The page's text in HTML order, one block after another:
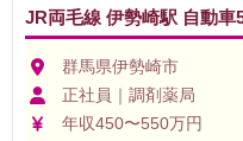
JR両毛線 伊勢崎駅 自動車
群馬県伊勢崎市
正社員｜調剤薬局
年収450〜550万円